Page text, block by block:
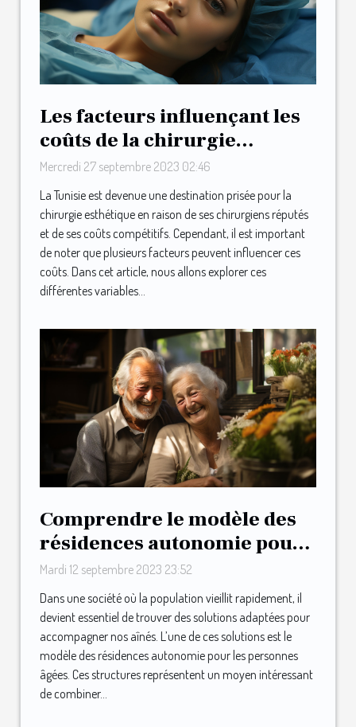
Les facteurs influençant les
coûts de la chirurgie
esthétique en Tunisie
Mercredi 27 septembre 2023 02:46
La Tunisie est devenue une destination prisée pour la
chirurgie esthétique en raison de ses chirurgiens réputés
et de ses coûts compétitifs. Cependant, il est important
de noter que plusieurs facteurs peuvent influencer ces
coûts. Dans cet article, nous allons explorer ces
différentes variables...
Comprendre le modèle des
résidences autonomie pour
les personnes âgées
Mardi 12 septembre 2023 23:52
Dans une société où la population vieillit rapidement, il
devient essentiel de trouver des solutions adaptées pour
accompagner nos aînés. L’une de ces solutions est le
modèle des résidences autonomie pour les personnes
âgées. Ces structures représentent un moyen intéressant
de combiner...